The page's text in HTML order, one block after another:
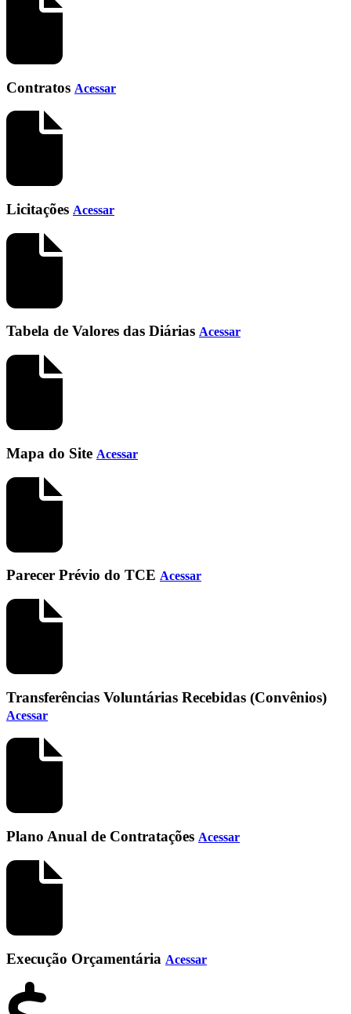
Contratos Acessar
Licitações Acessar
Tabela de Valores das Diárias Acessar
Mapa do Site Acessar
Parecer Prévio do TCE Acessar
Transferências Voluntárias Recebidas (Convênios)
Acessar
Plano Anual de Contratações Acessar
Execução Orçamentária Acessar